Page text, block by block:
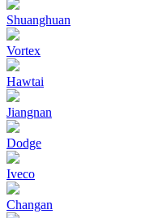
Shuanghuan
Vortex
Hawtai
Jiangnan
Dodge
Iveco
Changan